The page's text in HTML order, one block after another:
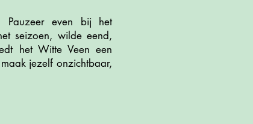
Pauzeer even bij het
seizoen, wilde eend,
het Witte Veen een
jezelf onzichtbaar,